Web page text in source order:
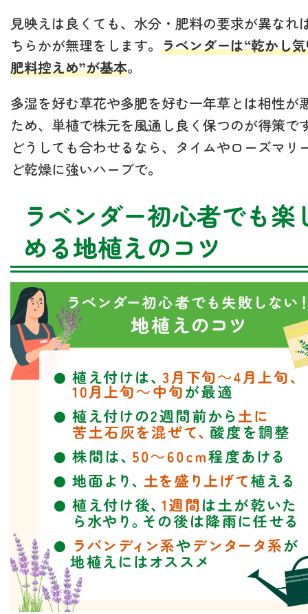
見映えは良くても、水分・肥料の要求が異なれ
ちらかが無理をします。 ラベンダーは“乾かし
肥料控えめ”が基本。
多湿を好む草花や多肥を好む一年草とは相性が
ため、単植で株元を風通し良く保つのが得策で
どうしても合わせるなら、タイムやローズマリ
ど乾燥に強いハーブで。
ラベンダー初心者でも楽
める地植えのコツ